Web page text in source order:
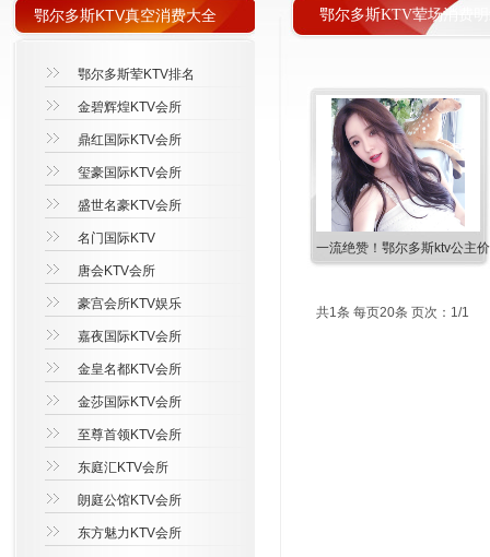
鄂尔多斯KTV荤场消费
一流绝赞！鄂尔多斯ktv公主
共1条 每页20条 页次：1/1
鄂尔多斯KTV真空消费大全
鄂尔多斯荤KTV排名
金碧辉煌KTV会所
鼎红国际KTV会所
玺豪国际KTV会所
盛世名豪KTV会所
名门国际KTV
唐会KTV会所
豪宫会所KTV娱乐
嘉夜国际KTV会所
金皇名都KTV会所
金莎国际KTV会所
至尊首领KTV会所
东庭汇KTV会所
朗庭公馆KTV会所
东方魅力KTV会所